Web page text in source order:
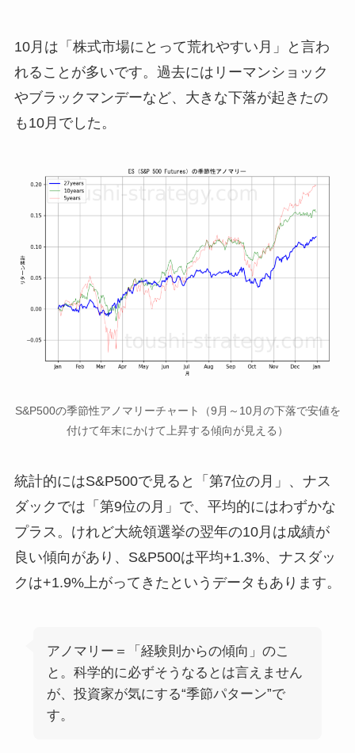
10月は「株式市場にとって荒れやすい月」と言わ
れることが多いです。過去にはリーマンショック
やブラックマンデーなど、大きな下落が起きたの
も10月でした。
S&P500の季節性アノマリーチャート（9月～10月の下落で安値を
付けて年末にかけて上昇する傾向が見える）
統計的にはS&P500で見ると「第7位の月」、ナス
ダックでは「第9位の月」で、平均的にはわずかな
プラス。けれど大統領選挙の翌年の10月は成績が
良い傾向があり、S&P500は平均+1.3%、ナスダッ
クは+1.9%上がってきたというデータもあります。
アノマリー＝「経験則からの傾向」のこ
と。科学的に必ずそうなるとは言えません
が、投資家が気にする“季節パターン”で
す。